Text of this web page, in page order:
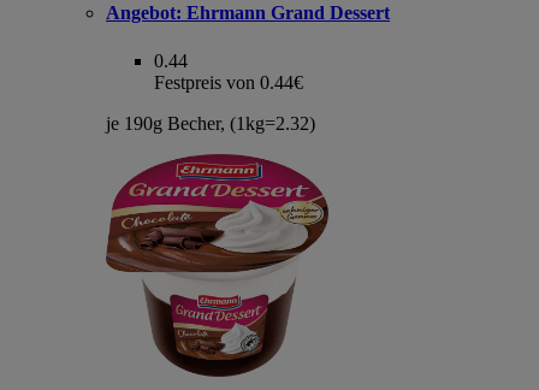
Angebot: Ehrmann Grand Dessert
0.44
Festpreis von 0.44€
je 190g Becher, (1kg=2.32)